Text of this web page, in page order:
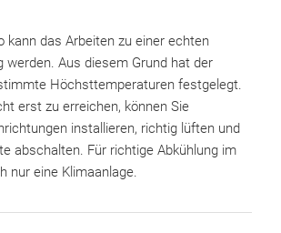
kann das Arbeiten zu einer echten
werden. Aus diesem Grund hat der
Höchsttemperaturen festgelegt.
erst zu erreichen, können Sie
installieren, richtig lüften und
abschalten. Für richtige Abkühlung im
nur eine Klimaanlage.